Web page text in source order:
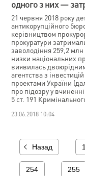
одного з них —
21 червня 2018 року
антикорупційного
керівництвом
прокуратури
заволодіння 259,2
низки національних
виявилась
агентства з
проектами України
про підозру у
5 ст. 191
23.06.2018 10:04
Назад 1
254 255